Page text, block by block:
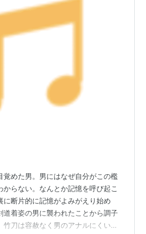
覚めた男。男にはなぜ自分がこの檻
からない。なんとか記憶を呼び起こ
に断片的に記憶がよみがえり始め
道着姿の男に襲われたことから調子
竹刀は容赦なく男のアナルにくい込